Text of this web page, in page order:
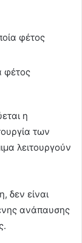
φέτος
φέτος
η
των
λειτουργούν
δεν είναι
ανάπαυσης